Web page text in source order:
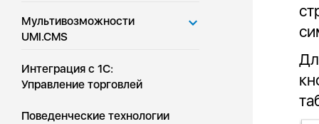
Мультивозможности
UMI.CMS
Интеграция с 1С:
Управление торговлей
Поведенческие технологии